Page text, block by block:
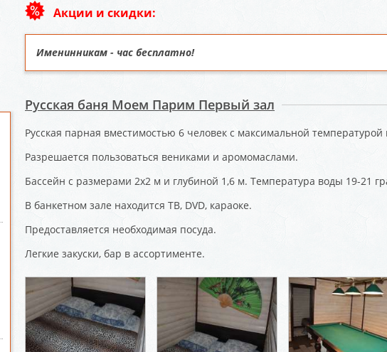
Акции и скидки:
Именинникам - час бесплатно!
Русская баня Моем Парим Первый зал
Русская парная вместимостью 6 человек с максимальной температурой
Разрешается пользоваться вениками и аромомаслами.
Бассейн с размерами 2х2 м и глубиной 1,6 м. Температура воды 19-21
В банкетном зале находится ТВ, DVD, караоке.
Предоставляется необходимая посуда.
Легкие закуски, бар в ассортименте.